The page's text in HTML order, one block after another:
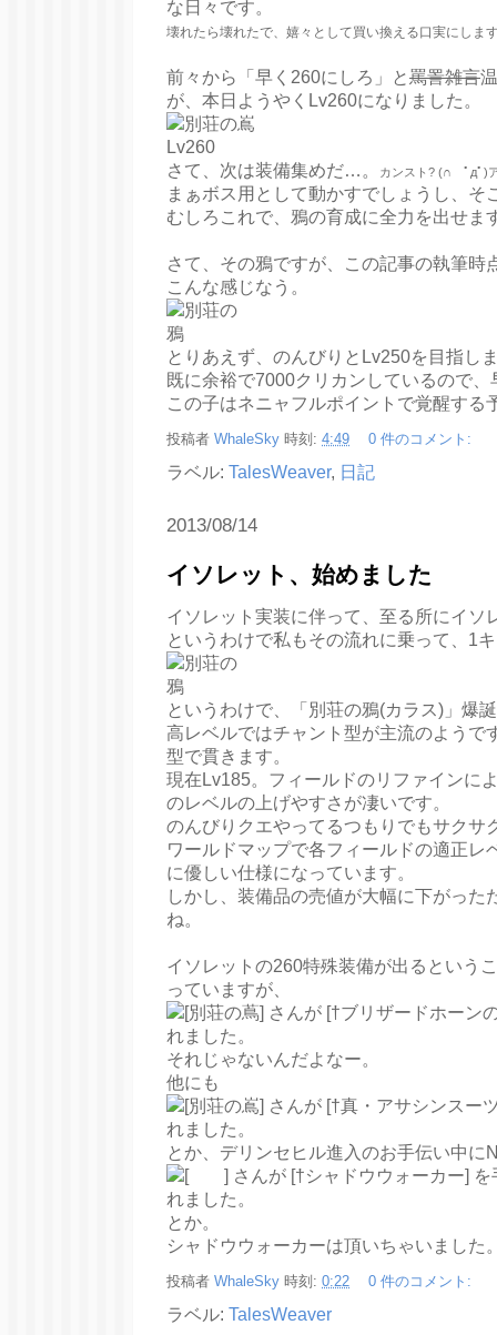
な日々です。
壊れたら壊れたで、嬉々として買い換える口実にしま
前々から「早く260にしろ」と罵詈雑言
が、本日ようやくLv260になりました。
さて、次は装備集めだ…。 カンスト? (∩ ﾟдﾟ)
まぁボス用として動かすでしょうし、そ
むしろこれで、鴉の育成に全力を出せま
さて、その鴉ですが、この記事の執筆時
こんな感じなう。
とりあえず、のんびりとLv250を目指し
既に余裕で7000クリカンしているので
この子はネニャフルポイントで覚醒する
投稿者 WhaleSky 時刻: 4:49 0 件のコメント:
ラベル: TalesWeaver, 日記
2013/08/14
イソレット、始めました
イソレット実装に伴って、至る所にイソ
というわけで私もその流れに乗って、1
というわけで、「別荘の鴉(カラス)」爆
高レベルではチャント型が主流のようで
型で貫きます。
現在Lv185。フィールドのリファインに
のレベルの上げやすさが凄いです。
のんびりクエやってるつもりでもサクサ
ワールドマップで各フィールドの適正レ
に優しい仕様になっています。
しかし、装備品の売値が大幅に下がった
ね。
イソレットの260特殊装備が出るという
っていますが、
それじゃないんだよなー。
他にも
とか、デリンセヒル進入のお手伝い中に
とか。
シャドウウォーカーは頂いちゃいました
投稿者 WhaleSky 時刻: 0:22 0 件のコメント:
ラベル: TalesWeaver